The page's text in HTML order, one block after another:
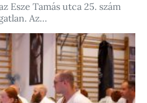
Esze Tamás utca 25. szám
Az…